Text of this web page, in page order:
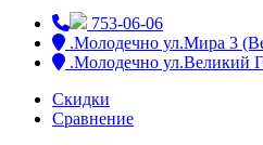
753-06-06
.Молодечно ул.Мира 3
.Молодечно ул.Великий
Скидки
Сравнение